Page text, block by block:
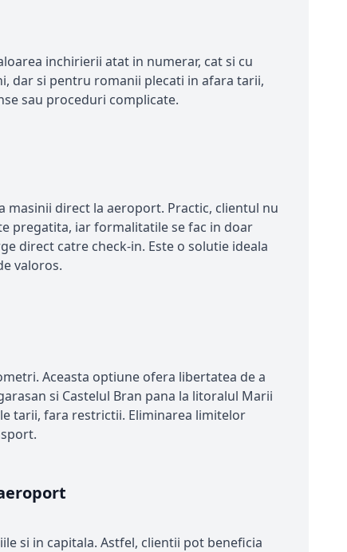
inchirierii atat in numerar, cat si cu
dar si pentru romanii plecati in afara tarii,
sau proceduri complicate.
direct la aeroport. Practic, clientul nu
pregatita, iar formalitatile se fac in doar
direct catre check-in. Este o solutie ideala
valoros.
Aceasta optiune ofera libertatea de a
si Castelul Bran pana la litoralul Marii
tarii, fara restrictii. Eliminarea limitelor
si in capitala. Astfel, clientii pot beneficia